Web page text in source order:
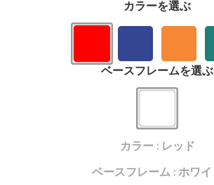
カラーを選ぶ
ベースフレームを選ぶ
カラー : レッド
ベースフレーム : ホワイ